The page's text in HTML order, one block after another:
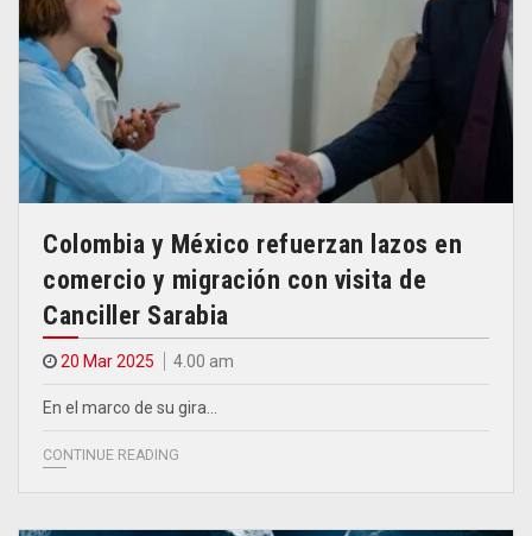
Colombia y México refuerzan lazos en
comercio y migración con visita de
Canciller Sarabia
20 Mar 2025 4.00 am
En el marco de su gira…
CONTINUE READING